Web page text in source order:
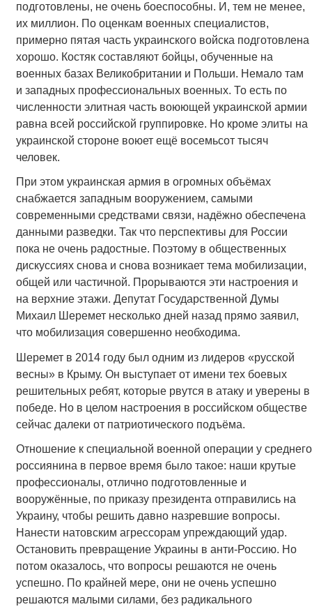
подготовлены, не очень боеспособны. И, тем не менее,
их миллион. По оценкам военных специалистов,
примерно пятая часть украинского войска подготовлена
хорошо. Костяк составляют бойцы, обученные на
военных базах Великобритании и Польши. Немало там
и западных профессиональных военных. То есть по
численности элитная часть воюющей украинской армии
равна всей российской группировке. Но кроме элиты на
украинской стороне воюет ещё восемьсот тысяч
человек.
При этом украинская армия в огромных объёмах
снабжается западным вооружением, самыми
современными средствами связи, надёжно обеспечена
данными разведки. Так что перспективы для России
пока не очень радостные. Поэтому в общественных
дискуссиях снова и снова возникает тема мобилизации,
общей или частичной. Прорываются эти настроения и
на верхние этажи. Депутат Государственной Думы
Михаил Шеремет несколько дней назад прямо заявил,
что мобилизация совершенно необходима.
Шеремет в 2014 году был одним из лидеров «русской
весны» в Крыму. Он выступает от имени тех боевых
решительных ребят, которые рвутся в атаку и уверены в
победе. Но в целом настроения в российском обществе
сейчас далеки от патриотического подъёма.
Отношение к специальной военной операции у среднего
россиянина в первое время было такое: наши крутые
профессионалы, отлично подготовленные и
вооружённые, по приказу президента отправились на
Украину, чтобы решить давно назревшие вопросы.
Нанести натовским агрессорам упреждающий удар.
Остановить превращение Украины в анти-Россию. Но
потом оказалось, что вопросы решаются не очень
успешно. По крайней мере, они не очень успешно
решаются малыми силами, без радикального